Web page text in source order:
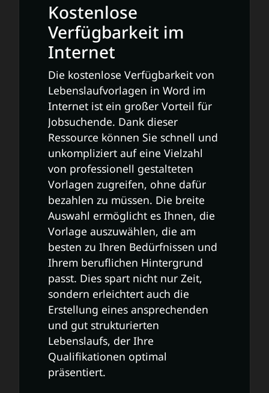
Kostenlose
Verfügbarkeit im
Internet
Die kostenlose Verfügbarkeit von
Lebenslaufvorlagen in Word im
Internet ist ein großer Vorteil für
Jobsuchende. Dank dieser
Ressource können Sie schnell und
unkompliziert auf eine Vielzahl
von professionell gestalteten
Vorlagen zugreifen, ohne dafür
bezahlen zu müssen. Die breite
Auswahl ermöglicht es Ihnen, die
Vorlage auszuwählen, die am
besten zu Ihren Bedürfnissen und
Ihrem beruflichen Hintergrund
passt. Dies spart nicht nur Zeit,
sondern erleichtert auch die
Erstellung eines ansprechenden
und gut strukturierten
Lebenslaufs, der Ihre
Qualifikationen optimal
präsentiert.